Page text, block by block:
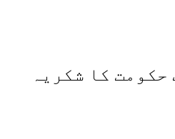
کا شکریہ